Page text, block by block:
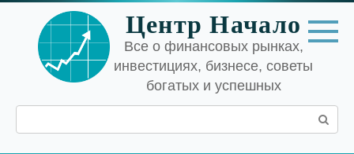
Перейти
контенту
Центр Начало
Все о финансовых рынках,
инвестициях, бизнесе, советы
богатых и успешных
Поиск: